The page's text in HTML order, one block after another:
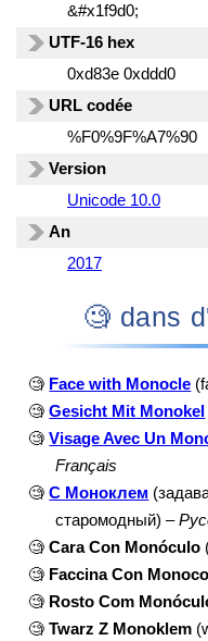
&#x1f9d0;
UTF-16 hex
0xd83e 0xddd0
URL codée
%F0%9F%A7%90
Version
Unicode 10.0
An
2017
🧐
🧐 Face with Monocle
🧐 Gesicht Mit Monokel
🧐 Visage Avec Un
Français
🧐 С Моноклем
старомодный) –
🧐 Cara Con Monóculo
🧐 Faccina Con
🧐 Rosto Com
🧐 Twarz Z Monoklem